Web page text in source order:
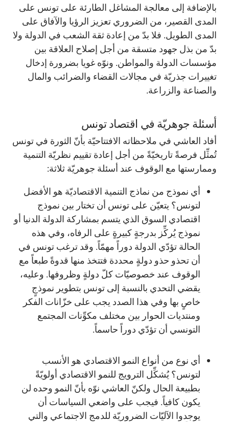
بالإضافة إلى معالجة المشاغل الطارئة على تونس على
المدى القصير، من الضروري تعزيز الرؤيا والآفاق على
المدى الطويل. فلا بدّ من إعادة ثقة الشعب في الدولة ولا
بدّ من بذل جهود متسقة من أجل إصلاح العلاقة بين
مؤسسات الدولة والمواطن. ونوّه غويا بضرورة إدخال
تغييرات جذريّة في مجالات القضاء والضرائب والمال
والصناعة والزراعة.
أسئلة جوهريّة في اقتصاد تونس
أفاد العاشي في ملاحظاته الافتتاحيّة بأنّ الثورة في تونس
تُمثِّل فرصةً تاريخيّةً من أجل إعادة تقييم نظريّة التنمية
وممارستها مع الوقوف عند أسئلة جوهريّة ثلاثة:
أي نموذج من نماذج التنمية الاقتصاديّة هو الأفضل
لتونس؟ يتعيّن على تونس أن تختار بين نموذج
اقتصادي السوق الذي يتسم بمشاركة الدولة الدنيا أو
نموذج يُركِّز بدرجةٍ كبيرةٍ على الرفاه، وفي هذه
الحالة تؤدّي الدولة دوراً مهمّاً. وقد ترغب تونس في
أن تحذو حذو دولةٍ محددة فتتخذ منها قدوةً طبعاً مع
الوقوف عند خصوصيّات كلّ دولةٍ وظروفها. وعليه،
يقضي التحدي بالنسبة إلى تونس بتطوير نموذجٍ
خاصٍ بها وفي هذا الصدد يجب على خزّانات الفكر
ومنتديات الحوار بين مختلف مكوِّنات المجتمع
التونسي أن تؤدّي دوراً حاسماً.
أي نوع من أنواع النمو الاقتصادي هو الأنسب
لتونس؟ يُشكِّل الترويج للنمو الاقتصادي أولويّةً
بطبيعة الحال ولكنّ العاشي نوّه بأنّ النمو وحده لن
يكون كافياً. فيجب على واضعي السياسات أن
يوجدوا الآليّات الضروريّة للدمج الاجتماعي والتي